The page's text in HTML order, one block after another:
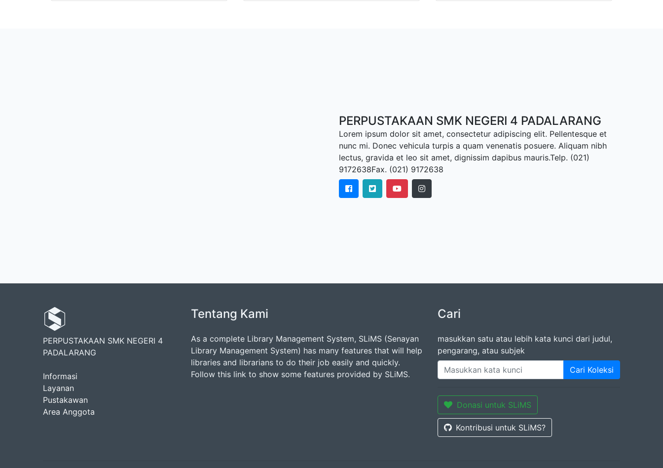
PERPUSTAKAAN SMK NEGERI 4 PADALARANG
Lorem ipsum dolor sit amet, consectetur adipiscing elit. Pellentesque et
nunc mi. Donec vehicula turpis a quam venenatis posuere. Aliquam nibh
lectus, gravida et leo sit amet, dignissim dapibus mauris.Telp. (021)
9172638Fax. (021) 9172638
PERPUSTAKAAN SMK NEGERI 4
PADALARANG
Informasi
Layanan
Pustakawan
Area Anggota
Tentang Kami
As a complete Library Management System, SLiMS (Senayan
Library Management System) has many features that will help
libraries and librarians to do their job easily and quickly.
Follow this link to show some features provided by SLiMS.
Cari
masukkan satu atau lebih kata kunci dari judul,
pengarang, atau subjek
Cari Koleksi
Donasi untuk SLiMS
Kontribusi untuk SLiMS?